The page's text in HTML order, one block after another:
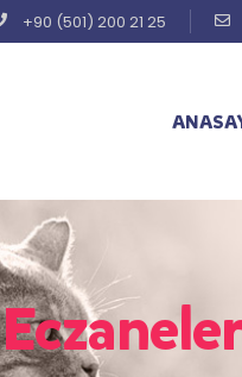
+90 (501) 200 21 25